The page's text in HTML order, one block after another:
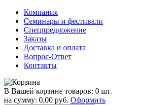
Компания
Семинары и фестивали
Спецпредложение
Заказы
Доставка и оплата
Вопрос-Ответ
Контакты
В Вашей корзине товаров: 0 шт.
на сумму: 0,00 руб. Оформить